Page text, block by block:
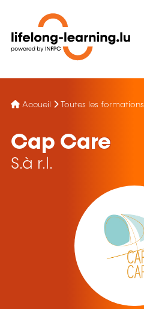
Accueil Toutes les formations
Cap Care
S.à r.l.